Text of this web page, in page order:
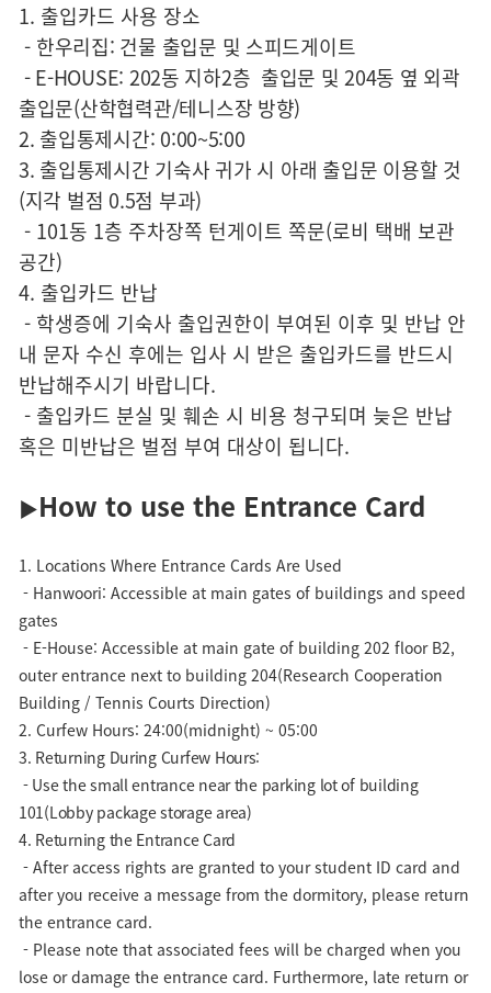
1. 출입카드 사용 장소
- 한우리집: 건물 출입문 및 스피드게이트
- E-HOUSE: 202동 지하2층 출입문 및 204동 옆 외곽
출입문(산학협력관/테니스장 방향)
2. 출입통제시간: 0:00~5:00
3. 출입통제시간 기숙사 귀가 시 아래 출입문 이용할 것
(지각 벌점 0.5점 부과)
- 101동 1층 주차장쪽 턴게이트 쪽문(로비 택배 보관
공간)
4. 출입카드 반납
- 학생증에 기숙사 출입권한이 부여된 이후 및 반납 안
내 문자 수신 후에는 입사 시 받은 출입카드를 반드시
반납해주시기 바랍니다.
- 출입카드 분실 및 훼손 시 비용 청구되며 늦은 반납
혹은 미반납은 벌점 부여 대상이 됩니다.
▶How to use the Entrance Card
1. Locations Where Entrance Cards Are Used
- Hanwoori: Accessible at main gates of buildings and speed
gates
- E-House: Accessible at main gate of building 202 floor B2,
outer entrance next to building 204(Research Cooperation
Building / Tennis Courts Direction)
2. Curfew Hours: 24:00(midnight) ~ 05:00
3. Returning During Curfew Hours:
- Use the small entrance near the parking lot of building
101(Lobby package storage area)
4. Returning the Entrance Card
- After access rights are granted to your student ID card and
after you receive a message from the dormitory, please return
the entrance card.
- Please note that associated fees will be charged when you
lose or damage the entrance card. Furthermore, late return or